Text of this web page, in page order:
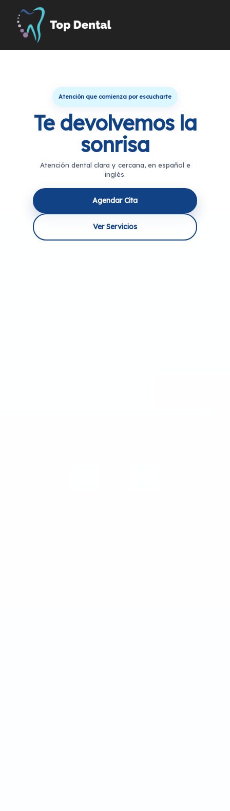
Atención que comienza por escucharte
Te devolvemos la
sonrisa
Atención dental clara y cercana, en español e
inglés.
Agendar Cita
Ver Servicios